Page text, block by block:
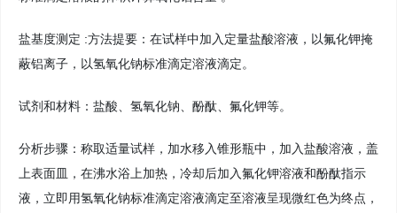
盐基度测定 :方法提要：在试样中加入定量盐酸溶液，以氟化钾掩
蔽铝离子，以氢氧化钠标准滴定溶液滴定。
试剂和材料：盐酸、氢氧化钠、酚酞、氟化钾等。
分析步骤：称取适量试样，加水移入锥形瓶中，加入盐酸溶液，盖
上表面皿，在沸水浴上加热，冷却后加入氟化钾溶液和酚酞指示
液，立即用氢氧化钠标准滴定溶液滴定至溶液呈现微红色为终点，